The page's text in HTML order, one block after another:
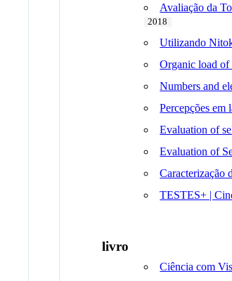
Avaliação da
2018
Utilizando
Organic load of
Numbers and
Percepções em
Evaluation of
Evaluation of
Caracterização
TESTES+ |
livro
Ciência com